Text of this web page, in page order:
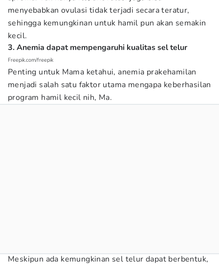
menyebabkan ovulasi tidak terjadi secara teratur,
sehingga kemungkinan untuk hamil pun akan semakin
kecil.
3. Anemia dapat mempengaruhi kualitas sel telur
Freepik.com/freepik
Penting untuk Mama ketahui, anemia prakehamilan
menjadi salah satu faktor utama mengapa keberhasilan
program hamil kecil nih, Ma.
Meskipun ada kemungkinan sel telur dapat berbentuk,